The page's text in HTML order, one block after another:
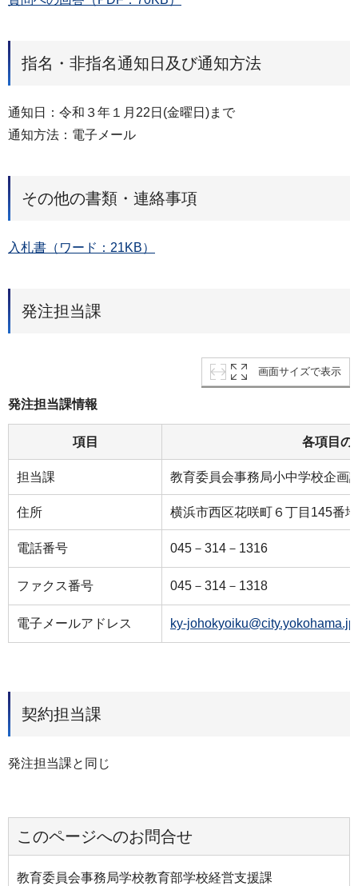
指名・非指名通知日及び通知方法
通知⽇：令和３年１月22日(金曜日)まで
通知⽅法：電子メール
その他の書類・連絡事項
入札書（ワード：21KB）
発注担当課
画面サイズで表示
発注担当課情報
項目 各項目の
担当課 教育委員会事務局小中学校企画
住所 横浜市西区花咲町６丁目145番
電話番号 045－314－1316
ファクス番号 045－314－1318
電子メールアドレス ky-johokyoiku@city.yokohama.jp
契約担当課
発注担当課と同じ
このページへのお問合せ
教育委員会事務局学校教育部学校経営支援課